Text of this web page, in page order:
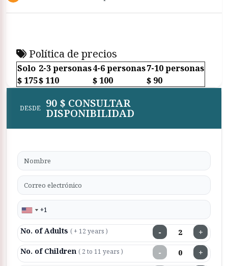
Política de precios
Solo 2-3 personas4-6 personas7-10 personas
$ 175$ 110 $ 100 $ 90
DESDE 90 $ CONSULTAR
DISPONIBILIDAD
No. of Adults ( + 12 years ) − +
No. of Children ( 2 to 11 years ) − +